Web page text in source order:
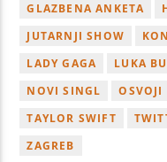
GLAZBENA ANKETA
JUTARNJI SHOW
LADY GAGA
LUKA
NOVI SINGL
OSVOJI
TAYLOR SWIFT
ZAGREB